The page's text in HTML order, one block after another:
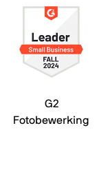
G2
Fotobewerking